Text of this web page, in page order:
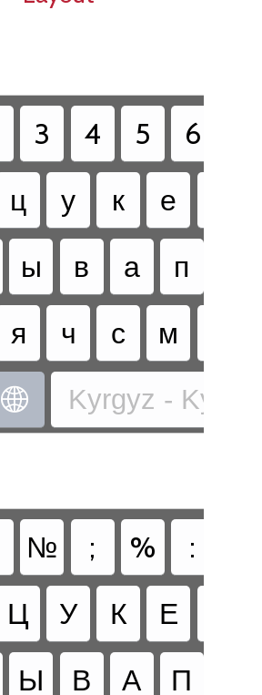
3 4 5 6
ц у к е
ы в а п
я ч с м
 Kyrgyz -
№ ; % :
Ц У К Е
Ы В А П